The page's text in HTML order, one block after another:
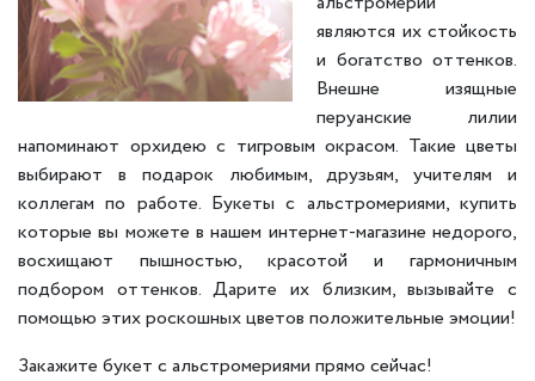
являются их стойкость
и богатство оттенков.
Внешне изящные
перуанские лилии
напоминают орхидею с тигровым окрасом. Такие цветы
выбирают в подарок любимым, друзьям, учителям и
коллегам по работе. Букеты с альстромериями, купить
которые вы можете в нашем интернет-магазине недорого,
восхищают пышностью, красотой и гармоничным
подбором оттенков. Дарите их близким, вызывайте с
помощью этих роскошных цветов положительные эмоции!
Закажите букет с альстромериями прямо сейчас!